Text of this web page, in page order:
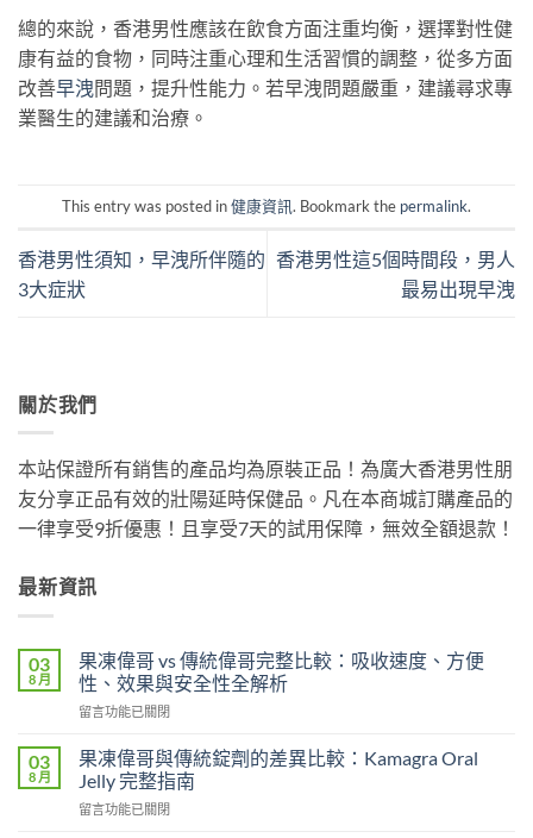
總的來說，香港男性應該在飲食方面注重均衡，選擇對性健
康有益的食物，同時注重心理和生活習慣的調整，從多方面
改善早洩問題，提升性能力。若早洩問題嚴重，建議尋求專
業醫生的建議和治療。
This entry was posted in健康資訊. Bookmark the permalink.
香港男性須知，早洩所伴隨的
3大症狀
香港男性這5個時間段，男人
最易出現早洩
關於我們
本站保證所有銷售的產品均為原裝正品！為廣大香港男性朋
友分享正品有效的壯陽延時保健品。凡在本商城訂購產品的
一律享受9折優惠！且享受7天的試用保障，無效全額退款！
最新資訊
03
8 月
果凍偉哥 vs 傳統偉哥完整比較：吸收速度、方便
性、效果與安全性全解析
在
凍
偉
哥
vs
留言功能已關閉
03
8 月
果凍偉哥與傳統錠劑的差異比較：Kamagra Oral
Jelly 完整指南
在
留言功能已關閉